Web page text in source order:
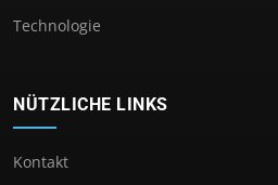
Technologie
NÜTZLICHE LINKS
Kontakt